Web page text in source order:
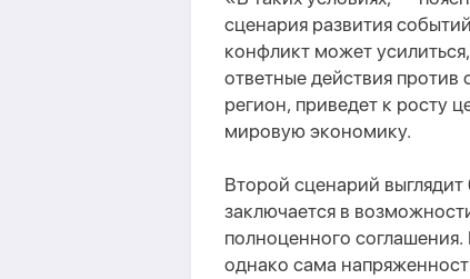
сценария развития
конфликт может
ответные действия против
регион, приведет к росту
мировую экономику.
Второй сценарий
заключается в
полноценного соглашения.
однако сама